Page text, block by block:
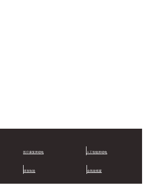
医疗康复类锂电 人工智能类锂电
研发制造 金凯能视窗